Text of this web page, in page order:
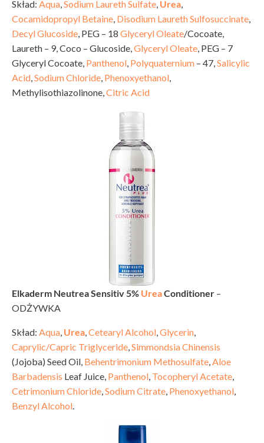
Skład: Aqua,Sodium Laureth Sulfate, Urea,
Cocamidopropyl Betaine, Disodium Laureth Sulfosuccinate,
Decyl Glucoside, PEG – 18 Glyceryl Oleate/Cocoate,
Laureth – 9, Coco – Glucoside,Glyceryl Oleate, PEG – 7
Glyceryl Cocoate, Panthenol, Polyquaternium – 47,Salicylic
Acid,Sodium Chloride, Phenoxyethanol,
Methylisothiazolinone,Citric Acid
Elkaderm Neutrea Sensitiv 5% UreaConditioner –
ODŻYWKA
Skład: Aqua, Urea,Cetearyl Alcohol,Glycerin,
Caprylic/Capric Triglyceride,Simmondsia Chinensis
(Jojoba) Seed Oil, Behentrimonium Methosulfate,Aloe
Barbadensis Leaf Juice, Panthenol, Tocopheryl Acetate,
Cetrimonium Chloride,Sodium Citrate, Phenoxyethanol,
Benzyl Alcohol.